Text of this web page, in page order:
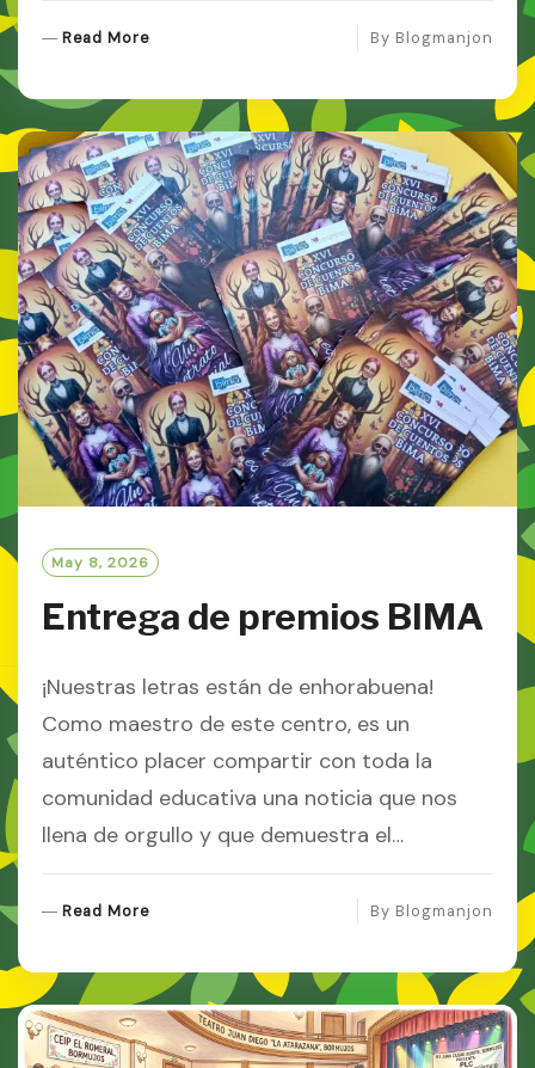
Read MoreR
M
O
R
E
By Blogmanjon
May 8, 2026
Entrega de premios BIMA
¡Nuestras letras están de enhorabuena!
Como maestro de este centro, es un
auténtico placer compartir con toda la
comunidad educativa una noticia que nos
llena de orgullo y que demuestra el…
Read MoreR
D
M
O
By Blogmanjon